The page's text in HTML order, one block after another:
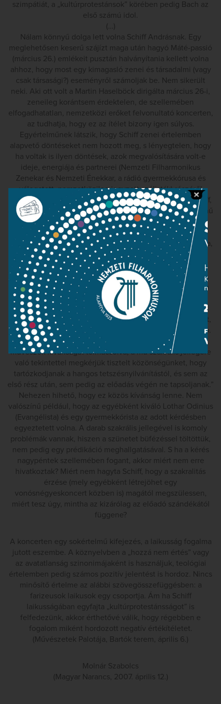
szimpátiát, a „kultúrprotestánsok” körében pedig Bach az
első számú idol.
(…)
Nálam könnyű dolga lett volna Schiff Andrásnak. Egy
meglehetősen keserű szájízt maga után hagyó Máté-passió
(március 26.) emlékeit pusztán halványítania kellett volna
ahhoz, hogy most egy kimagasló zenei és társadalmi (vagy
csak társasági?) eseményről számoljak be. Nem sikerült
neki. Aki ott volt a Martin Haselböck dirigálta március 26-i,
zeneileg korántsem érdektelen, de szellemében
elfogadhatatlan, nemzetközi erőket felvonultató koncerten,
az tudhatja, hogy ez az ítélet bizony igen súlyos.
Egyértelműnek látszik, hogy Schiff zenei értelemben
alapvető döntéseket nem hozott meg, s lényegtelen, hogy
ha voltak is ilyen döntések, azok megvalósítására volt-e
ideje, energiája és partnerei (Nemzeti Filharmonikus
Zenekar és Nemzeti Énekkar, a rádió gyermekkórusa és
válogatott, nemzetközileg jegyzett szólisták) részéről
együttműködő fogadókészség. Tovább is mehetünk. Schiff,
a született muzsikus megdöbbentő módon mondott le a mű
zenei értelmezéséről, feladta muzsikusi pozícióját, hogy
egy istentiszteletet levezénylő lelkész pozíciójába
helyezhesse önmagát. De muzsikusként nyilván nem tudja,
hogy lelkészként sincs rá joga, hogy egy helyet –
esetünkben egy hangversenytermet – szakrális térré
nyilvánítson. Ha máshonnan nem, hát Eliadétól tudhatjuk,
hogy egy szakrális tér nem elhatározásból emelkedik ki a
profán térből. Schiff művészi hitele akkor sérül a
legkevésbé, ha feltételezzük, hogy a koncertet
beárnyékoló gesztusa valamiféle kényszerből táplálkozott,
s nincs mögötte semmilyen művészi és eszmei koncepció.
Az est szórólapján a következő állt: „Schiff András és a
művészek kívánságát tolmácsolva, a mű szakrális jellegére
való tekintettel megkérjük tisztelt közönségünket, hogy
tartózkodjanak a hangos tetszésnyilvánítástól, és sem az
első rész után, sem pedig az előadás végén ne tapsoljanak.”
Nehezen hihető, hogy ez közös kívánság lenne. Nem
valószínű például, hogy az egyébként kiváló Lothar Odinius
(Evangélista) és egy gyermekkórista az adott kérdésben
egyeztetett volna. A darab szakrális jellegével is komoly
problémák vannak, hiszen a szünetet büfézéssel töltöttük,
nem pedig egy prédikáció meghallgatásával. S ha a kérés
nagypéntek szellemében fogant, akkor miért nem erre
hivatkoztak? Miért nem hagyta Schiff, hogy a szakralitás
érzése (mely egyébként létrejöhet egy
vonósnégyeskoncert közben is) magától megszülessen,
miért tesz úgy, mintha az kizárólag az előadó szándékától
függene?
A koncerten egy sokértelmű kifejezés, a laikusság fogalma
jutott eszembe. A köznyelvben a „hozzá nem értés” vagy
az avatatlanság szinonimájaként is használjuk, teológiai
értelemben pedig számos pozitív jelentést is hordoz. Nincs
minősítő értelme az alábbi szövegösszefüggésben: a
farizeusok laikusok egy csoportja. Ám ha Schiff
laikusságában egyfajta „kultúrprotestánsságot” is
felfedezünk, akkor érthetővé válik, hogy régebben e
fogalom miként hordozott negatív értékítéletet.
(Művészetek Palotája, Bartók terem, április 6.)
Molnár Szabolcs
(Magyar Narancs, 2007. április 12.)